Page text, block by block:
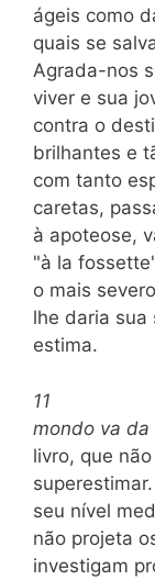
ágeis como
quais se
Agrada-nos
viver e sua
contra o
brilhantes e
com tanto
caretas,
à apoteose,
"à la
o mais
lhe daria
estima.
11
mondo va da
livro, que
seu nível
não projeta
investigam